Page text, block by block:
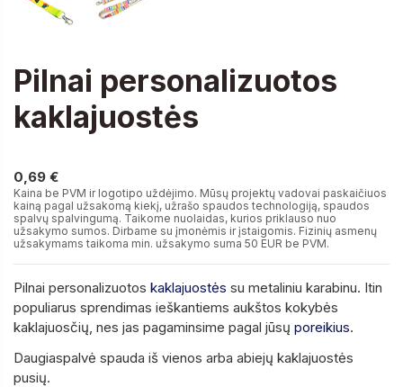
Pilnai personalizuotos
kaklajuostės
0,69 €
Kaina be PVM ir logotipo uždėjimo. Mūsų projektų vadovai paskaičiuos
kainą pagal užsakomą kiekį, užrašo spaudos technologiją, spaudos
spalvų spalvingumą. Taikome nuolaidas, kurios priklauso nuo
užsakymo sumos. Dirbame su įmonėmis ir įstaigomis. Fizinių asmenų
užsakymams taikoma min. užsakymo suma 50 EUR be PVM.
Pilnai personalizuotos kaklajuostės su metaliniu karabinu. Itin
populiarus sprendimas ieškantiems aukštos kokybės
kaklajuosčių, nes jas pagaminsime pagal jūsų poreikius.
Daugiaspalvė spauda iš vienos arba abiejų kaklajuostės
pusių.